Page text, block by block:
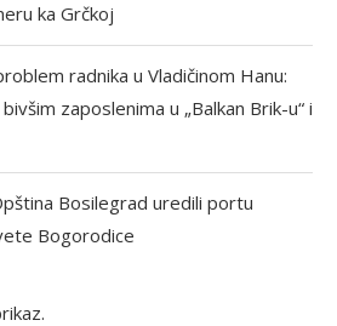
ka Grčkoj
radnika u Vladičinom Hanu:
zaposlenima u „Balkan Brik-u“ i
Bosilegrad uredili portu
Bogorodice